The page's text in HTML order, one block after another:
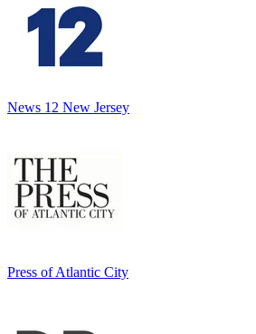
News 12 New Jersey
Press of Atlantic City